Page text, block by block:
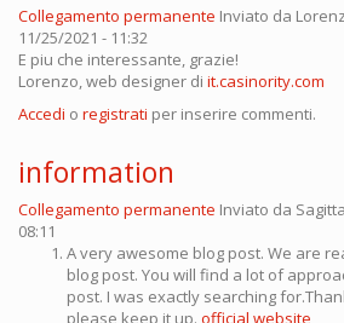
Collegamento permanente Inviato da
11/25/2021 - 11:32
E piu che interessante, grazie!
Lorenzo, web designer di it.casinority.com
Accedi o registrati per inserire commenti.
information
Collegamento permanente Inviato da
08:11
A very awesome blog post. We are
blog post. You will find a lot of
post. I was exactly searching
please keep it up. official website